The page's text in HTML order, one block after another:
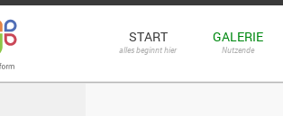
START
alles beginnt hier
GALERIE
Nutzende